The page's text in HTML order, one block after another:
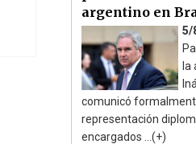
argentino en
5/
la
comunicó
representación
encargados ...(+)